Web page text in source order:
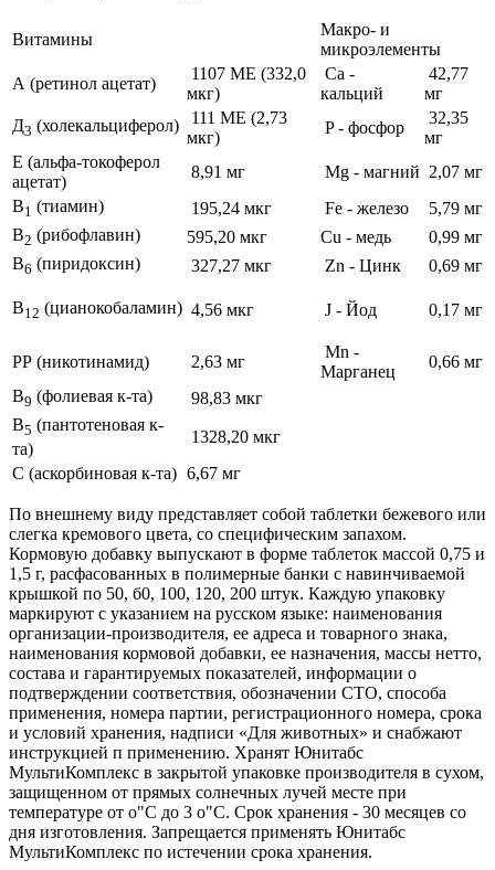
Витамины
Макро- и
микроэлементы
А (ретинол ацетат)
1107 МЕ (332,0
мкг)
Ca -
кальций
42,77
мг
Д3 (холекальциферол)
111 МЕ (2,73
мкг)
P - фосфор
32,35
мг
Е (альфа-токоферол
ацетат)
8,91 мг Mg - магний 2,07 мг
В1 (тиамин) 195,24 мкг Fe - железо
5,79 мг
В2 (рибофлавин) 595,20 мкг Cu - медь
0,99 мг
В6 (пиридоксин) 327,27 мкг Zn - Цинк 0,69 мг
В12 (цианокобаламин) 4,56 мкг J - Йод 0,17 мг
РР (никотинамид) 2,63 мг
Mn -
Марганец
0,66 мг
В9 (фолиевая к-та)
98,83 мкг
В5 (пантотеновая к-
та)
1328,20 мкг
С (аскорбиновая к-та) 6,67 мг
По внешнему виду представляет собой таблетки бежевого или
слегка кремового цвета, со специфическим запахом.
Кормовую добавку выпускают в форме таблеток массой 0,75 и
1,5 г, расфасованных в полимерные банки с навинчиваемой
крышкой по 50, б0, 100, 120, 200 штук. Каждую упаковку
маркируют с указанием на русском языке: наименования
организации-производителя, ее адреса и товарного знака,
наименования кормовой добавки, ее назначения, массы нетто,
состава и гарантируемых показателей, информации о
подтверждении соответствия, обозначении СТО, способа
применения, номера партии, регистрационного номера, срока
и условий хранения, надписи «Для животных» и снабжают
инструкцией п применению. Хранят Юнитабс
МультиКомплекс в закрытой упаковке производителя в сухом,
защищенном от прямых солнечных лучей месте при
температуре от о"С до 3 о"С. Срок хранения - 30 месяцев со
дня изготовления. Запрещается применять Юнитабс
МультиКомплекс по истечении срока хранения.